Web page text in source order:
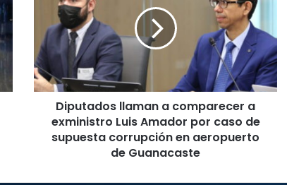
comparecer
exministro
Luis
Amador
por
supuesta
Diputados llaman a comparecer a
exministro Luis Amador por caso de
supuesta corrupción en aeropuerto
de Guanacaste